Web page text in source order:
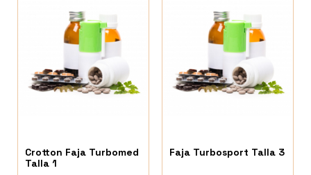
Crotton Faja Turbomed
Talla 1
Faja Turbosport Talla 3